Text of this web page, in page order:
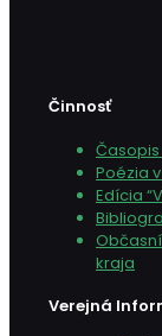
Činnosť
Časopis
Poézia
Edícia
kraja
Verejná